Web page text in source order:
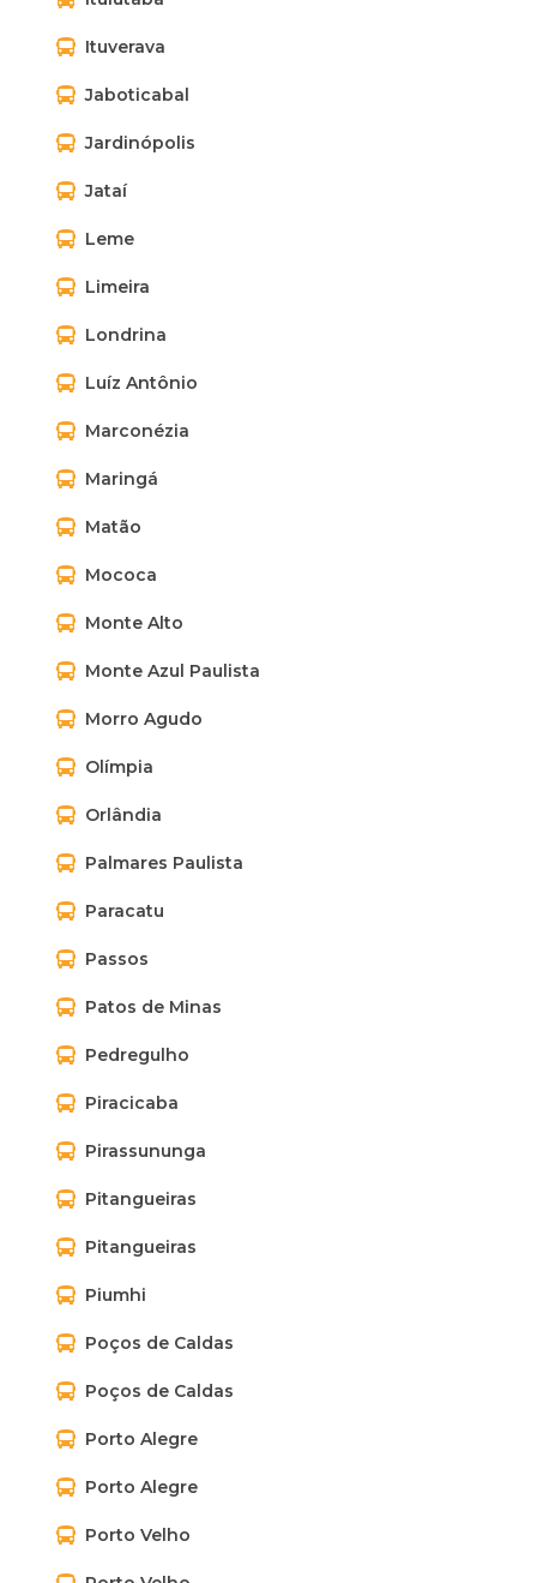
Ituverava
Jaboticabal
Jardinópolis
Jataí
Leme
Limeira
Londrina
Luíz Antônio
Marconézia
Maringá
Matão
Mococa
Monte Alto
Monte Azul Paulista
Morro Agudo
Olímpia
Orlândia
Palmares Paulista
Paracatu
Passos
Patos de Minas
Pedregulho
Piracicaba
Pirassununga
Pitangueiras
Pitangueiras
Piumhi
Poços de Caldas
Poços de Caldas
Porto Alegre
Porto Alegre
Porto Velho